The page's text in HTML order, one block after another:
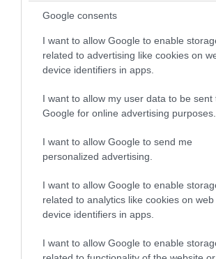
Google consents
I want to allow Google to enable
related to advertising like cookies on
device identifiers in apps.
I want to allow my user data to be sent
Google for online advertising purposes.
I want to allow Google to send me
personalized advertising.
I want to allow Google to enable
related to analytics like cookies on
device identifiers in apps.
I want to allow Google to enable
06.08.2026 | 14:02
«Επιχείρηση ελεύθερα
Αθήνα: Απομακρύνθηκαν παράνομα
αντικείμενα από κοινόχρηστους